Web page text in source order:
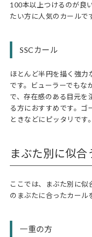
100本以上つけるのが良
たい方に人気のカールで
SSCカール
ほとんど半円を描く強力
です。ビューラーでもな
で、存在感のある目元を
る方におすすめです。ゴ
ときなどにピッタリです。
まぶた別に似合
ここでは、まぶた別に似
のまぶたに合ったカール
一重の方